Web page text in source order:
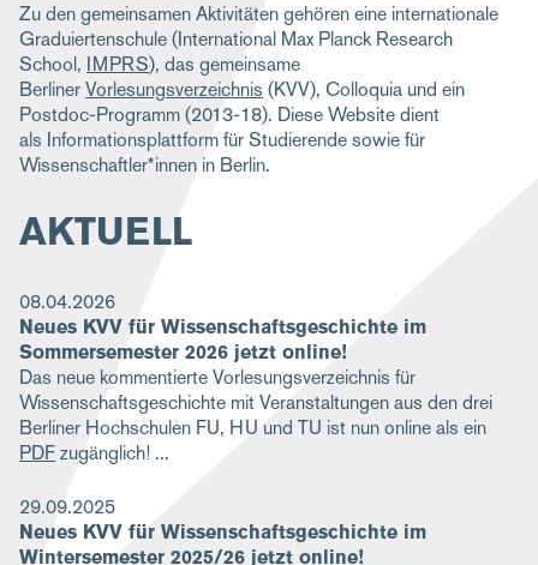
Zu den gemeinsamen Aktivitäten gehören eine internationale
Graduiertenschule (International Max Planck Research
School, IMPRS), das gemeinsame
BerlinerVorlesungsverzeichnis (KVV), Colloquia und ein
Postdoc-Programm (2013-18). Diese Website dient
als Informationsplattform für Studierende sowie für
Wissenschaftler*innen in Berlin.
AKTUELL
08.04.2026
Neues KVV für Wissenschaftsgeschichte im
Sommersemester 2026 jetzt online!
Das neue kommentierte Vorlesungsverzeichnis für
Wissenschaftsgeschichte mit Veranstaltungen aus den drei
Berliner Hochschulen FU, HU und TU ist nun online als ein
PDFzugänglich!
29.09.2025
Neues KVV für Wissenschaftsgeschichte im
Wintersemester 2025/26 jetzt online!